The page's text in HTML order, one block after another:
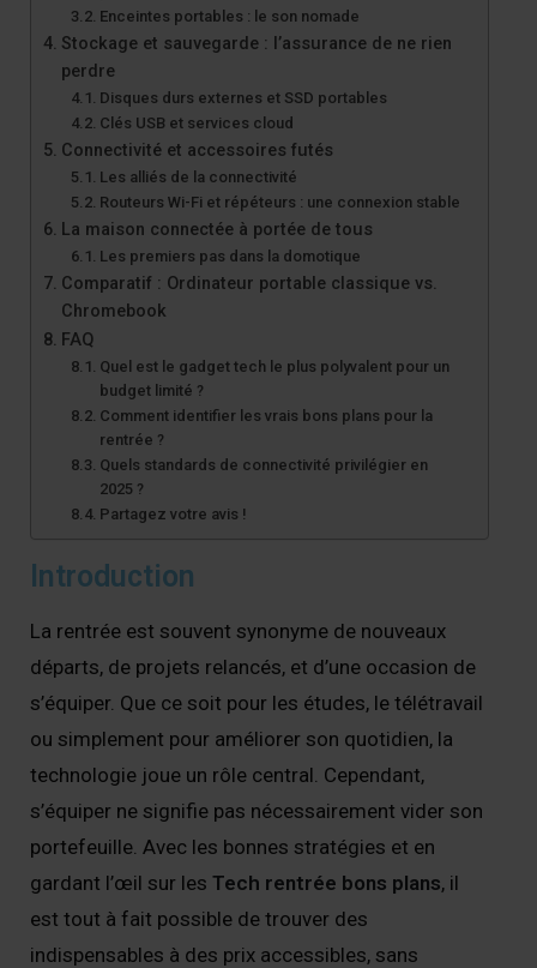
Enceintes portables : le son nomade
Stockage et sauvegarde : l’assurance de ne rien
perdre
Disques durs externes et SSD portables
Clés USB et services cloud
Connectivité et accessoires futés
Les alliés de la connectivité
Routeurs Wi-Fi et répéteurs : une connexion stable
La maison connectée à portée de tous
Les premiers pas dans la domotique
Comparatif : Ordinateur portable classique vs.
Chromebook
FAQ
Quel est le gadget tech le plus polyvalent pour un
budget limité ?
Comment identifier les vrais bons plans pour la
rentrée ?
Quels standards de connectivité privilégier en
2025 ?
Partagez votre avis !
Introduction
La rentrée est souvent synonyme de nouveaux
départs, de projets relancés, et d’une occasion de
s’équiper. Que ce soit pour les études, le télétravail
ou simplement pour améliorer son quotidien, la
technologie joue un rôle central. Cependant,
s’équiper ne signifie pas nécessairement vider son
portefeuille. Avec les bonnes stratégies et en
gardant l’œil sur les Tech rentrée bons plans, il
est tout à fait possible de trouver des
indispensables à des prix accessibles, sans